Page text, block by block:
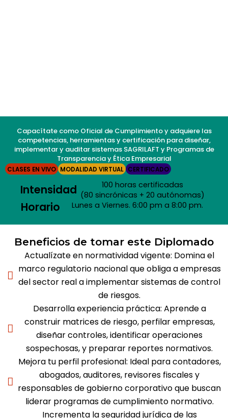
Capacítate como Oficial de Cumplimiento y adquiere las
competencias, herramientas y certificación para diseñar,
implementar y auditar sistemas SAGRILAFT y Programas de
Transparencia y Ética Empresarial
CLASES EN VIVO MODALIDAD VIRTUAL CERTIFICADO
Intensidad
100 horas certificadas
(80 sincrónicas + 20 autónomas)
Horario Lunes a Viernes. 6:00 pm a 8:00 pm.
Beneficios de tomar este Diplomado
Actualízate en normatividad vigente: Domina el
marco regulatorio nacional que obliga a empresas
del sector real a implementar sistemas de control
de riesgos.
Desarrolla experiencia práctica: Aprende a
construir matrices de riesgo, perfilar empresas,
diseñar controles, identificar operaciones
sospechosas, y preparar reportes normativos.
Mejora tu perfil profesional: Ideal para contadores,
abogados, auditores, revisores fiscales y
responsables de gobierno corporativo que buscan
liderar programas de cumplimiento normativo.
Incrementa la seguridad jurídica de las